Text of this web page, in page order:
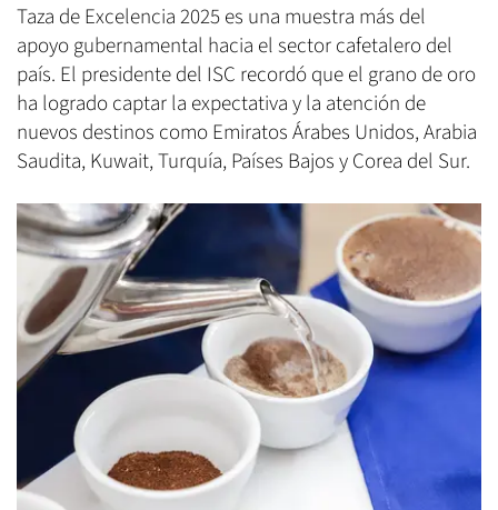
Taza de Excelencia 2025 es una muestra más del
apoyo gubernamental hacia el sector cafetalero del
país. El presidente del ISC recordó que el grano de oro
ha logrado captar la expectativa y la atención de
nuevos destinos como Emiratos Árabes Unidos, Arabia
Saudita, Kuwait, Turquía, Países Bajos y Corea del Sur.